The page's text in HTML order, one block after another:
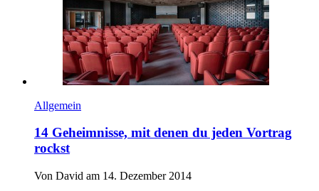
Allgemein
14 Geheimnisse, mit denen du jeden Vortrag
rockst
Von David am 14. Dezember 2014